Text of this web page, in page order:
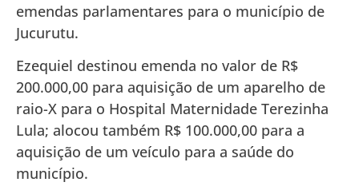
emendas parlamentares para o município de
Jucurutu.
Ezequiel destinou emenda no valor de R$
200.000,00 para aquisição de um aparelho de
raio-X para o Hospital Maternidade Terezinha
Lula; alocou também R$ 100.000,00 para a
aquisição de um veículo para a saúde do
município.